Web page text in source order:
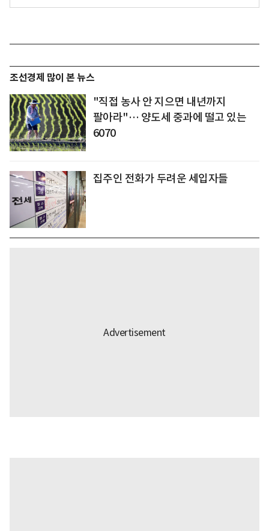
조선경제 많이 본 뉴스
"직접 농사 안 지으면 내년까지
팔아라"… 양도세 중과에 떨고 있는
6070
집주인 전화가 두려운 세입자들